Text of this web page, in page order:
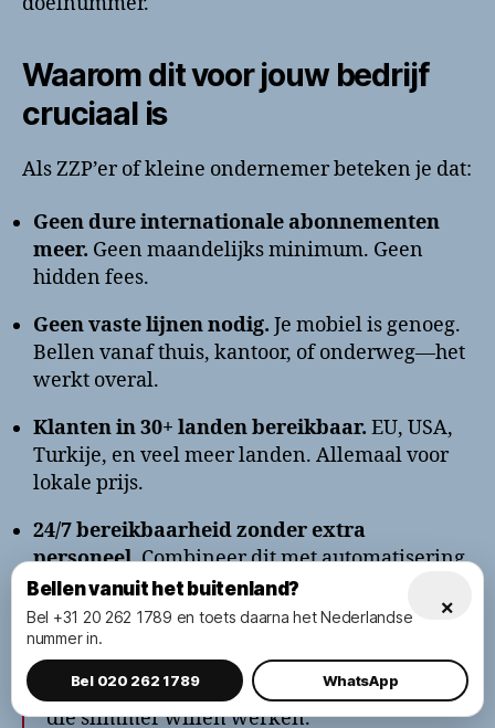
Waarom dit voor jouw bedrijf
cruciaal is
Als ZZP’er of kleine ondernemer beteken je dat:
Geen dure internationale abonnementen
meer. Geen maandelijks minimum. Geen
hidden fees.
Geen vaste lijnen nodig. Je mobiel is genoeg.
Bellen vanaf thuis, kantoor, of onderweg—het
werkt overal.
Klanten in 30+ landen bereikbaar. EU, USA,
Turkije, en veel meer landen. Allemaal voor
lokale prijs.
24/7 bereikbaarheid zonder extra
personeel.Combineer dit met automatisering
en je bent altijd online.
Lokale inbelnummers zijn niet voor grote
bedrijven. Ze zijn speciaal voor ondernemers
die slimmer willen werken.
×
Bellen vanuit het buitenland?
Bel +31 20 262 1789 en toets daarna het Nederlandse
nummer in.
Bel 020 262 1789 WhatsApp